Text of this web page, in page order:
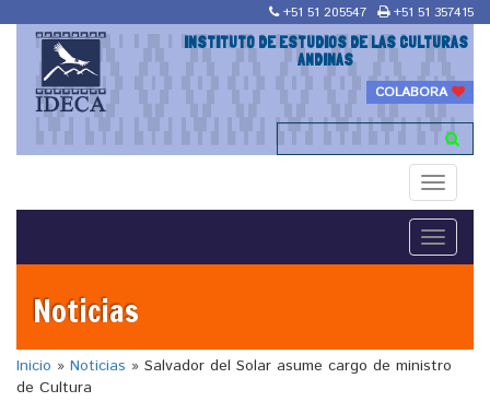
+51 51 205547 +51 51 357415
INSTITUTO DE ESTUDIOS DE LAS CULTURAS
ANDINAS
COLABORA
Toggle
Toggle
Noticias
Inicio » Noticias » Salvador del Solar asume cargo de ministro
de Cultura